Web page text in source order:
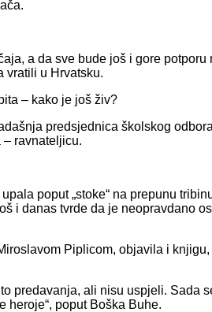
a da sve bude još i gore potporu
vratili u Hrvatsku.
– kako je još živ?
predsjednica školskog
ravnateljicu.
poput „stoke“ na prepunu
i danas tvrde da je neopravdano
Piplicom, objavila i
predavanja, ali nisu uspjeli. Sada
heroje“, poput Boška Buhe.